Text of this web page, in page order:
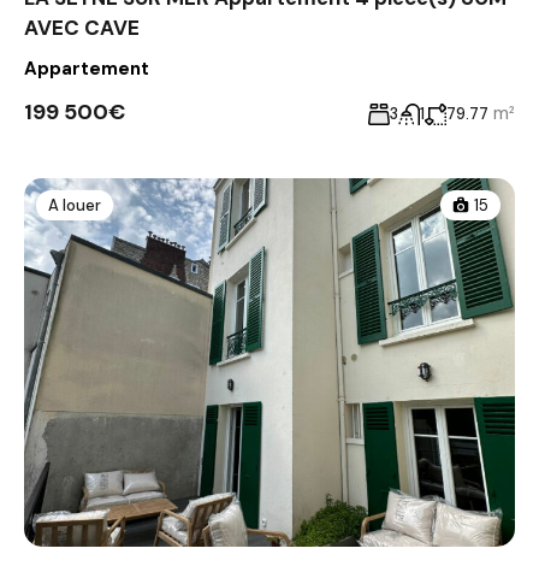
AVEC CAVE
Appartement
199 500€ 3 1 79.77 m²
A louer 15